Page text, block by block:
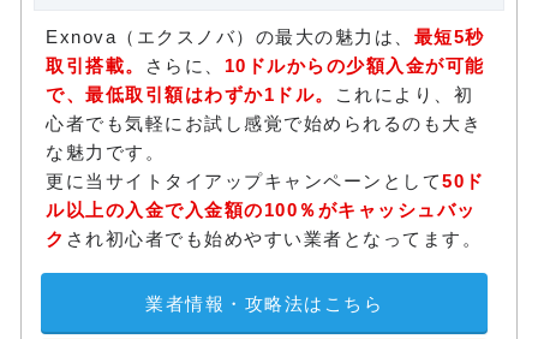
Exnova（エクスノバ）の最大の魅力は、 最短5秒
取引搭載。
さらに、 10ドルからの少額入金が可能
で、最低取引額はわずか1ドル。
これにより、初
心者でも気軽にお試し感覚で始められるのも大き
な魅力です。
更に当サイトタイアップキャンペーンとして50ド
ル以上の入金で入金額の100％がキャッシュバッ
ク され初心者でも始めやすい業者となってます。
業者情報・攻略法はこちら